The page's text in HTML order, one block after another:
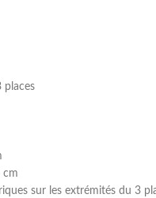
places
cm
sur les extrémités du 3